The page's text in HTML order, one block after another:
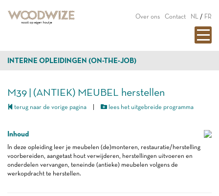
Over ons Contact NL / FR
INTERNE OPLEIDINGEN (ON-THE-JOB)
M39 | (ANTIEK) MEUBEL herstellen
terug naar de vorige pagina lees het uitgebreide programma
Inhoud
In deze opleiding leer je meubelen (de)monteren, restauratie/herstelling
voorbereiden, aangetast hout verwijderen, herstellingen uitvoeren en
onderdelen vervangen, teneinde (antieke) meubelen volgens de
werkopdracht te herstellen.